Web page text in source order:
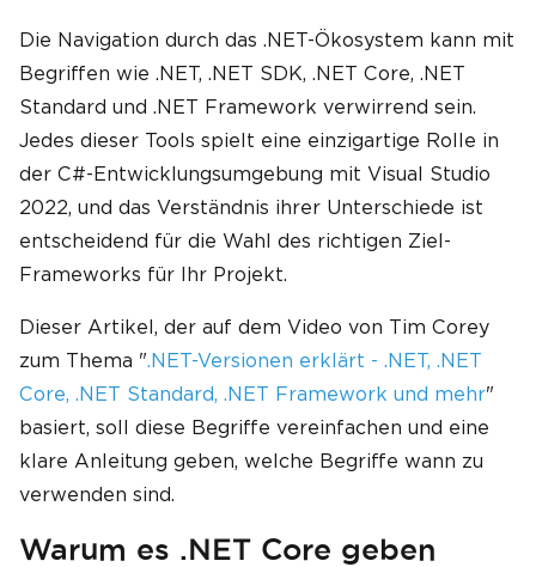
Die Navigation durch das .NET-Ökosystem kann mit
Begriffen wie .NET, .NET SDK, .NET Core, .NET
Standard und .NET Framework verwirrend sein.
Jedes dieser Tools spielt eine einzigartige Rolle in
der C#-Entwicklungsumgebung mit Visual Studio
2022, und das Verständnis ihrer Unterschiede ist
entscheidend für die Wahl des richtigen Ziel-
Frameworks für Ihr Projekt.
Dieser Artikel, der auf dem Video von Tim Corey
zum Thema ".NET-Versionen erklärt - .NET, .NET
Core, .NET Standard, .NET Framework und mehr"
basiert, soll diese Begriffe vereinfachen und eine
klare Anleitung geben, welche Begriffe wann zu
verwenden sind.
Warum es .NET Core geben